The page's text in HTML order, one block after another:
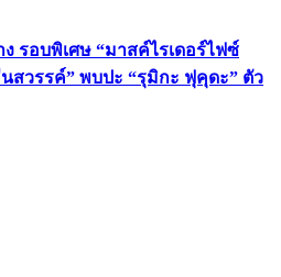
รอบพิเศษ “มาสค์ไรเดอร์ไฟซ์
สวรรค์” พบปะ “รุมิกะ ฟุคุดะ” ตัว